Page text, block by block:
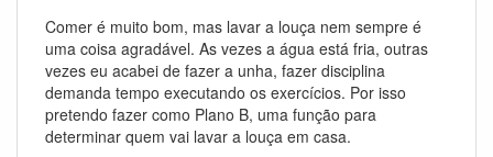
Comer é muito bom, mas lavar a louça nem sempre é
uma coisa agradável. As vezes a água está fria, outras
vezes eu acabei de fazer a unha, fazer disciplina
demanda tempo executando os exercícios. Por isso
pretendo fazer como Plano B, uma função para
determinar quem vai lavar a louça em casa.